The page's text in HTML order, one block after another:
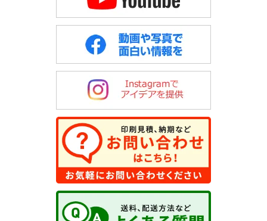
（e）個人情報の取扱いに関する契約
決済会社との機密保持契約
（５）個人情報の取扱いの委託について
取得した個人情報の取扱いの全部又は、一部を委託することはあ
りません。
（６）開示対象個人情報の開示等および問い合わせ窓
ご本人からの求めにより、当社が保有する開示対象個人情報の利
用目的の通知・開示・内容の訂正・追加または削除・利用の停
止・消去および第三者への提供の 停止（「開示等」といいま
す。）に応じます。
開示等に応ずる窓口は、「
開示の手続き」をご覧下さい。
（７）個人情報を入力するにあたっての注意事項
氏名、電子メールアドレス、都道府県以外の入力は任意となって
おります。電話番号をご入力いただいた場合は、電子メールでの